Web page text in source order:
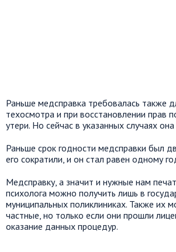
Раньше медсправка требовалась также
техосмотра и при восстановлении прав
утери. Но сейчас в указанных случаях
Раньше срок годности медсправки был
его сократили, и он стал равен одному
Медсправку, а значит и нужные нам
психолога можно получить лишь в
муниципальных поликлиниках. Также их
частные, но только если они прошли
оказание данных процедур.